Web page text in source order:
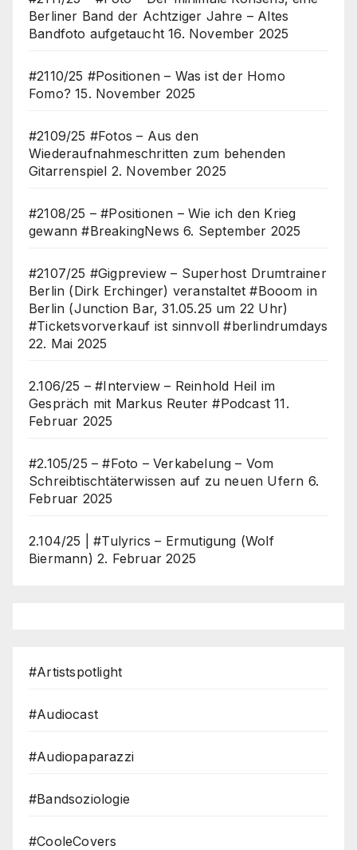
Berliner Band der Achtziger Jahre – Altes
Bandfoto aufgetaucht 16. November 2025
#2110/25 #Positionen – Was ist der Homo
Fomo? 15. November 2025
#2109/25 #Fotos – Aus den
Wiederaufnahmeschritten zum behenden
Gitarrenspiel 2. November 2025
#2108/25 – #Positionen – Wie ich den Krieg
gewann #BreakingNews 6. September 2025
#2107/25 #Gigpreview – Superhost Drumtrainer
Berlin (Dirk Erchinger) veranstaltet #Booom in
Berlin (Junction Bar, 31.05.25 um 22 Uhr)
#Ticketsvorverkauf ist sinnvoll #berlindrumdays
22. Mai 2025
2.106/25 – #Interview – Reinhold Heil im
Gespräch mit Markus Reuter #Podcast 11.
Februar 2025
#2.105/25 – #Foto – Verkabelung – Vom
Schreibtischtäterwissen auf zu neuen Ufern 6.
Februar 2025
2.104/25 | #Tulyrics – Ermutigung (Wolf
Biermann) 2. Februar 2025
#Artistspotlight
#Audiocast
#Audiopaparazzi
#Bandsoziologie
#CooleCovers